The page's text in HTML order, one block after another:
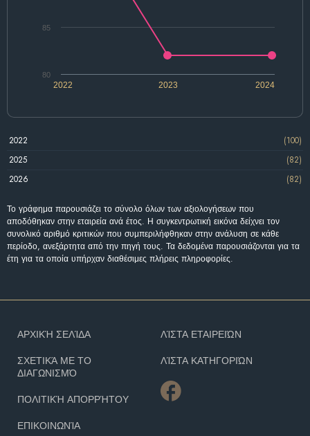
2022 2024
2023
80
85
2022
(100)
2025
(82)
2026
(82)
Το γράφημα παρουσιάζει το σύνολο όλων των αξιολογήσεων που
αποδόθηκαν στην εταιρεία ανά έτος. Η συγκεντρωτική εικόνα δείχνει τον
συνολικό αριθμό κριτικών που συμπεριλήφθηκαν στην ανάλυση σε κάθε
περίοδο, ανεξάρτητα από την πηγή τους. Τα δεδομένα παρουσιάζονται για τα
έτη για τα οποία υπήρχαν διαθέσιμες πλήρεις πληροφορίες.
ΑΡΧΙΚΉ ΣΕΛΊΔΑ
ΣΧΕΤΙΚΆ ΜΕ ΤΟ
ΔΙΑΓΩΝΙΣΜΌ
ΠΟΛΙΤΙΚΉ ΑΠΟΡΡΉΤΟΥ
ΕΠΙΚΟΙΝΩΝΊΑ
ΛΊΣΤΑ ΕΤΑΙΡΕΙΏΝ
ΛΊΣΤΑ ΚΑΤΗΓΟΡΙΏΝ